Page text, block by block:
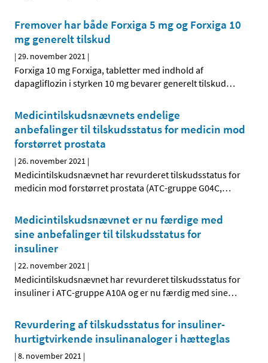
Fremover har både Forxiga 5 mg og Forxiga 10
mg generelt tilskud
|29. november 2021 |
Forxiga 10 mg Forxiga, tabletter med indhold af
dapagliflozin i styrken 10 mg bevarer generelt tilskud…
Medicintilskudsnævnets endelige
anbefalinger til tilskudsstatus for medicin mod
forstørret prostata
|26. november 2021 |
Medicintilskudsnævnet har revurderet tilskudsstatus for
medicin mod forstørret prostata (ATC-gruppe G04C,…
Medicintilskudsnævnet er nu færdige med
sine anbefalinger til tilskudsstatus for
insuliner
|22. november 2021 |
Medicintilskudsnævnet har revurderet tilskudsstatus for
insuliner i ATC-gruppe A10A og er nu færdig med sine…
Revurdering af tilskudsstatus for insuliner-
hurtigtvirkende insulinanaloger i hætteglas
|8. november 2021 |